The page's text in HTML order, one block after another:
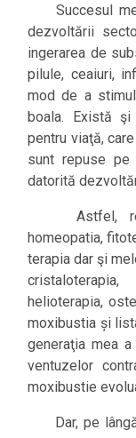
Succesul
dezvoltării
ingerarea de
pilule, ceaiuri,
mod de a
boala. Există
pentru viaţă,
sunt repuse
datorită
Astfel,
homeopatia,
terapia dar şi
helioterapia,
moxibustia și
generaţia mea
ventuzelor
moxibustie
Dar, pe lângă